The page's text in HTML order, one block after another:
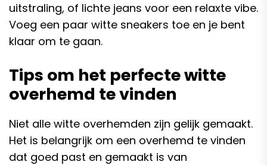
uitstraling, of lichte jeans voor een relaxte vibe.
Voeg een paar witte sneakers toe en je bent
klaar om te gaan.
Tips om het perfecte witte
overhemd te vinden
Niet alle witte overhemden zijn gelijk gemaakt.
Het is belangrijk om een overhemd te vinden
dat goed past en gemaakt is van